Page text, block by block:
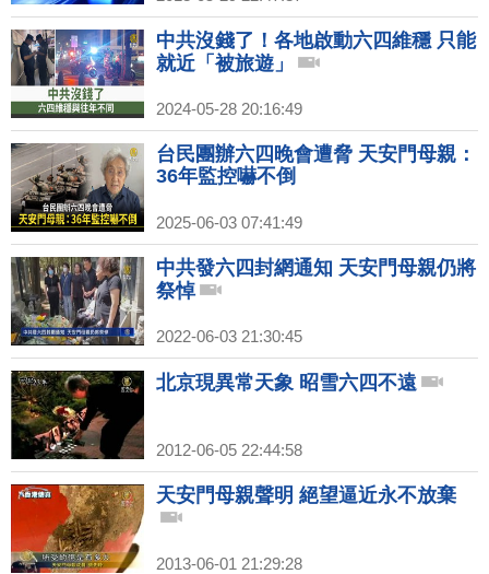
中共沒錢了！各地啟動六四維穩 只能
就近「被旅遊」
2024-05-28 20:16:49
台民團辦六四晚會遭脅 天安門母親：
36年監控嚇不倒
2025-06-03 07:41:49
中共發六四封網通知 天安門母親仍將
祭悼
2022-06-03 21:30:45
北京現異常天象 昭雪六四不遠
2012-06-05 22:44:58
天安門母親聲明 絕望逼近永不放棄
2013-06-01 21:29:28